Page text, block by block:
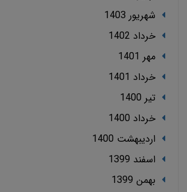
شهریور 1403
خرداد 1402
مهر 1401
خرداد 1401
تير 1400
خرداد 1400
ارديبهشت 1400
اسفند 1399
بهمن 1399